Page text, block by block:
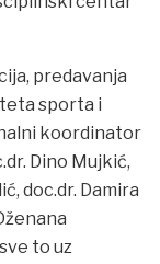
predavanja
sporta i
koordinator
Dino Mujkić,
doc.dr. Damira
to uz